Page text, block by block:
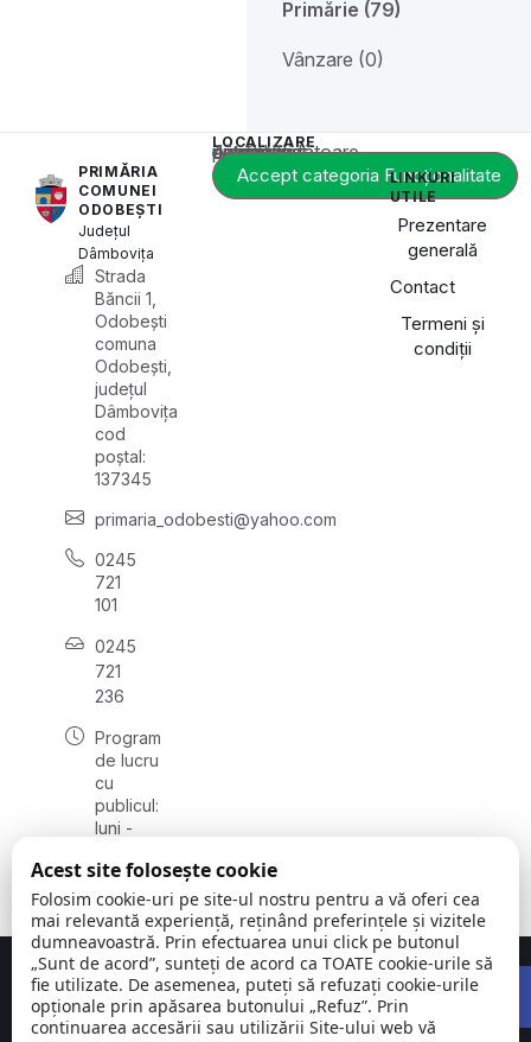
Primărie (79)
Vânzare (0)
PRIMĂRIA
COMUNEI
ODOBEȘTI
Județul
Dâmbovița
Strada
Băncii 1,
Odobești
comuna
Odobești,
județul
Dâmbovița
cod
poștal:
137345
primaria_odobesti@yahoo.com
0245
721
101
0245
721
236
Program
de lucru
cu
publicul:
luni -
08:00 -
16:00
LOCALIZARE
Acest conținut este blocat până când acceptați categoria corespunzătoare de cookie-uri.
Accept categoria Funcționalitate
LINKURI
UTILE
Prezentare
generală
Contact
Termeni și
condiții
Comuna
©
Toate
Concept realizat deBig Media Relații Publice SRL
Acest site folosește cookie
Folosim cookie-uri pe site-ul nostru pentru a vă oferi cea
mai relevantă experiență, reținând preferințele și vizitele
dumneavoastră. Prin efectuarea unui click pe butonul
„Sunt de acord”, sunteți de acord ca TOATE cookie-urile să
fie utilizate. De asemenea, puteți să refuzați cookie-urile
opționale prin apăsarea butonului „Refuz”. Prin
continuarea accesării sau utilizării Site-ului web vă